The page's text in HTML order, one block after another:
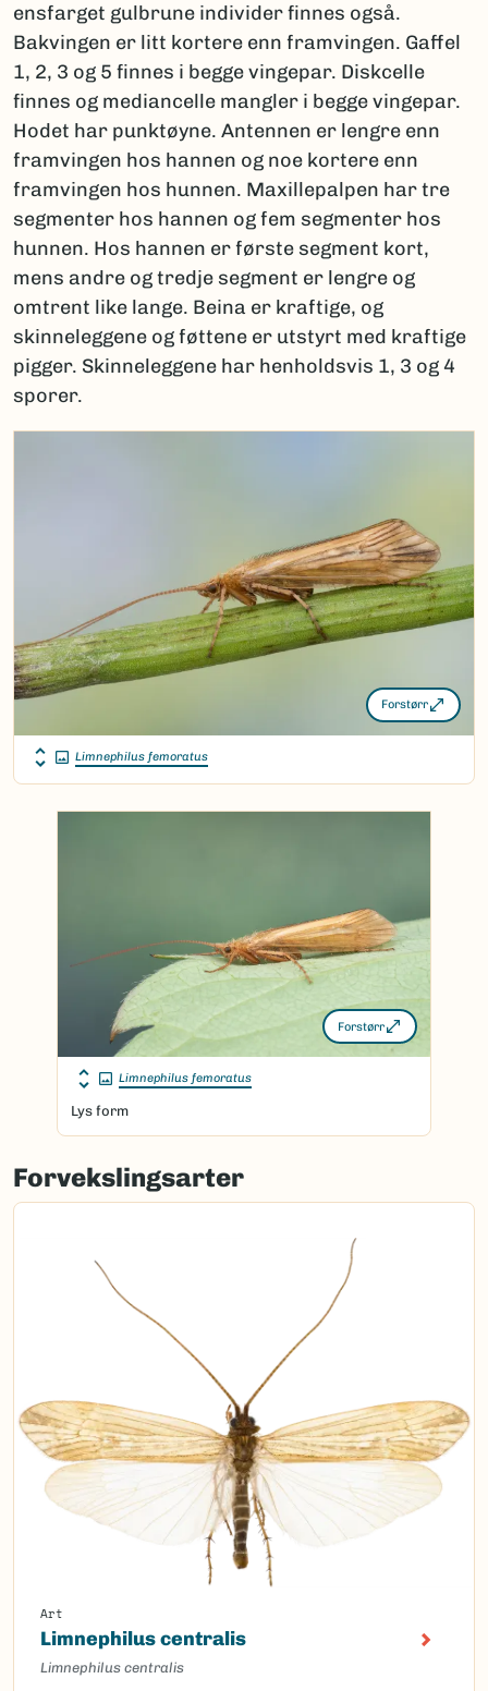
ensfarget gulbrune individer finnes også.
Bakvingen er litt kortere enn framvingen. Gaffel
1, 2, 3 og 5 finnes i begge vingepar. Diskcelle
finnes og mediancelle mangler i begge vingepar.
Hodet har punktøyne. Antennen er lengre enn
framvingen hos hannen og noe kortere enn
framvingen hos hunnen. Maxillepalpen har tre
segmenter hos hannen og fem segmenter hos
hunnen. Hos hannen er første segment kort,
mens andre og tredje segment er lengre og
omtrent like lange. Beina er kraftige, og
skinneleggene og føttene er utstyrt med kraftige
pigger. Skinneleggene har henholdsvis 1, 3 og 4
sporer.
Forstørr
Limnephilus femoratus
Forstørr
Limnephilus femoratus
Lys form
Forvekslingsarter
Art
Limnephilus centralis
Limnephilus centralis